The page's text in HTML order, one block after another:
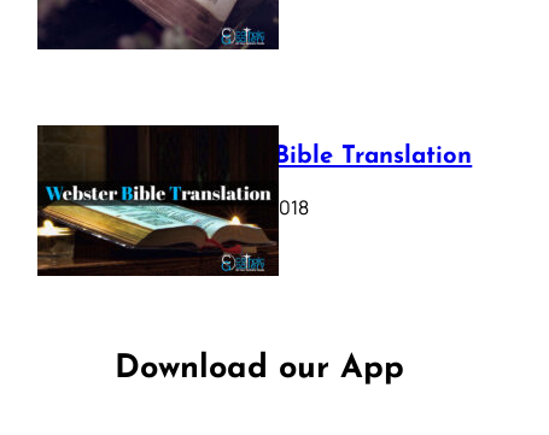
Webster Bible Translation
October 11, 2018
Download our App